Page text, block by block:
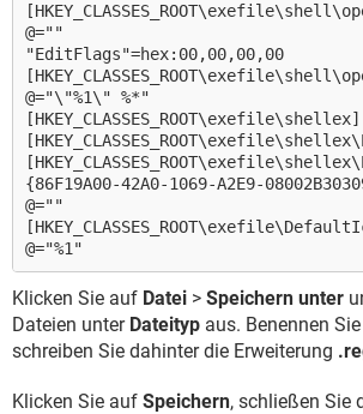
@=""
"EditFlags"=hex:00,00,00,00
@="\"%1\" %*"
[HKEY_CLASSES_ROOT\exefile\shellex]
{86F19A00-42A0-1069-A2E9-
@=""
@="%1"
Klicken Sie auf Datei > Speichern unter
Dateien unter Dateityp aus. Benennen
schreiben Sie dahinter die Erweiterung
Klicken Sie auf Speichern, schließen Sie